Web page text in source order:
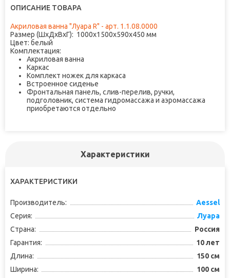
ОПИСАНИЕ ТОВАРА
Акриловая ванна "Луара R" - арт. 1.1.08.0000
Размер (ШхДхВхГ): 1000х1500х590х450 мм
Цвет: белый
Комплектация:
Акриловая ванна
Каркас
Комплект ножек для каркаса
Встроенное сиденье
Фронтальная панель, слив-перелив, ручки,
подголовник, система гидромассажа и аэромассажа
приобретаются отдельно
Характеристики
ХАРАКТЕРИСТИКИ
Производитель:
Aessel
Серия:
Луара
Страна:
Россия
Гарантия:
10 лет
Длина:
150 см
Ширина:
100 см